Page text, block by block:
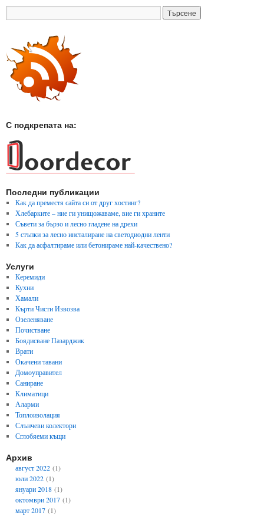
С подкрепата на:
Последни публикации
Как да преместя сайта си от друг хостинг?
Хлебарките – ние ги унищожаваме, вие ги храните
Съвети за бързо и лесно гладене на дрехи
5 стъпки за лесно инсталиране на светодиодни ленти
Как да асфалтираме или бетонираме най-качествено?
Услуги
Керемиди
Кухни
Хамали
Кърти Чисти Извозва
Озеленяване
Почистване
Боядисване Пазарджик
Врати
Окачени тавани
Домоуправител
Саниране
Климатици
Аларми
Топлоизолация
Слънчеви колектори
Сглобяеми къщи
Архив
август 2022(1)
юли 2022(1)
януари 2018(1)
октомври 2017(1)
март 2017(1)